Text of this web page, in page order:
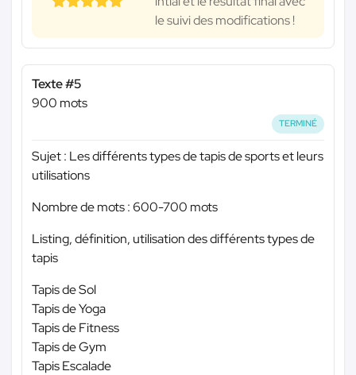
le suivi des modifications !
Texte #5
900 mots
TERMINÉ
Sujet : Les différents types de tapis de sports et leurs
utilisations
Nombre de mots : 600-700 mots
Listing, définition, utilisation des différents types de
tapis
Tapis de Sol
Tapis de Yoga
Tapis de Fitness
Tapis de Gym
Tapis Escalade